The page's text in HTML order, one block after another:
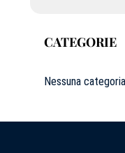
CATEGORIE
Nessuna categoria